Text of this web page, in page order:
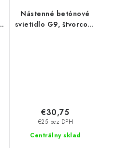
Nástenné betónové
svietidlo G9, štvorcové
Centrálny sklad
€25 bez DPH
€30,75